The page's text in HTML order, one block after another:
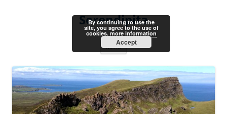
Serendipita
Menu
By continuing to use the
site, you agree to the use of
cookies. more information
Accept